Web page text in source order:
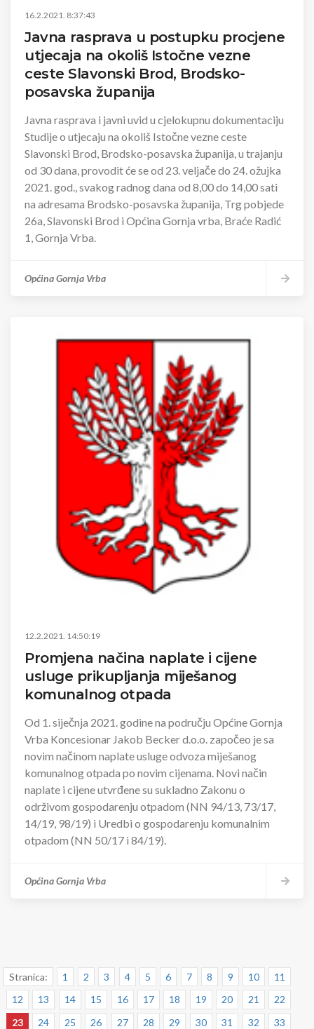
16.2.2021. 8:37:43
Javna rasprava u postupku procjene
utjecaja na okoliš Istočne vezne
ceste Slavonski Brod, Brodsko-
posavska županija
Javna rasprava i javni uvid u cjelokupnu dokumentaciju
Studije o utjecaju na okoliš Istočne vezne ceste
Slavonski Brod, Brodsko-posavska županija, u trajanju
od 30 dana, provodit će se od 23. veljače do 24. ožujka
2021. god., svakog radnog dana od 8,00 do 14,00 sati
na adresama Brodsko-posavska županija, Trg pobjede
26a, Slavonski Brod i Općina Gornja vrba, Braće Radić
1, Gornja Vrba.
Općina Gornja Vrba
12.2.2021. 14:50:19
Promjena načina naplate i cijene
usluge prikupljanja miješanog
komunalnog otpada
Od 1. siječnja 2021. godine na području Općine Gornja
Vrba Koncesionar Jakob Becker d.o.o. započeo je sa
novim načinom naplate usluge odvoza miješanog
komunalnog otpada po novim cijenama. Novi način
naplate i cijene utvrđene su sukladno Zakonu o
održivom gospodarenju otpadom (NN 94/13, 73/17,
14/19, 98/19) i Uredbi o gospodarenju komunalnim
otpadom (NN 50/17 i 84/19).
Općina Gornja Vrba
Stranica: 1 2 3 4 5 6 7 8 9 10
11
12
13 14 15 16 17 18 19 20 21
22
23
24 25 26 27 28 29 30 31 32
33